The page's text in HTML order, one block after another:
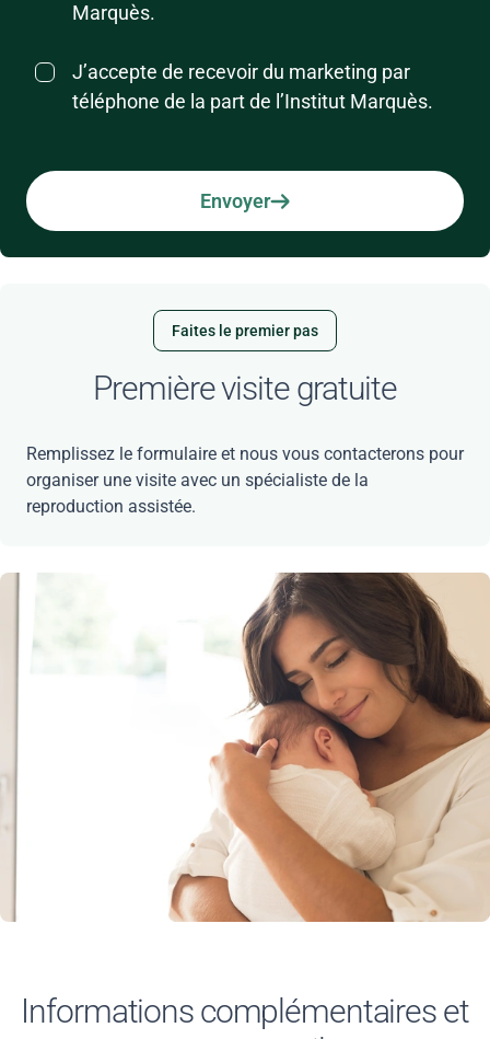
Marquès.
J’accepte de recevoir du marketing par
téléphone de la part de l’Institut Marquès.
Envoyer
Faites le premier pas
Première visite gratuite
Remplissez le formulaire et nous vous contacterons pour
organiser une visite avec un spécialiste de la
reproduction assistée.
Informations complémentaires et